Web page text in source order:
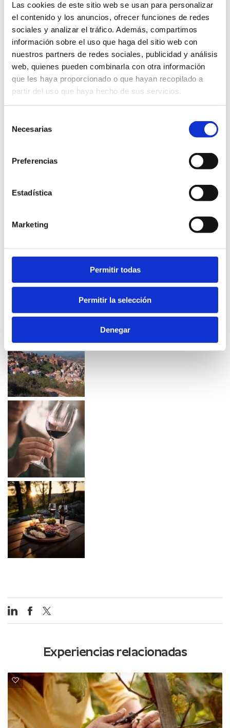
Las cookies de este sitio web se usan para personalizar
el contenido y los anuncios, ofrecer funciones de redes
sociales y analizar el tráfico. Además, compartimos
información sobre el uso que haga del sitio web con
nuestros partners de redes sociales, publicidad y análisis
web, quienes pueden combinarla con otra información
que les haya proporcionado o que hayan recopilado a
partir del uso que haya hecho de sus servicios.
Necesarias
Preferencias
Estadística
Marketing
Permitir todas
Permitir la selección
Denegar
Experiencias relacionadas